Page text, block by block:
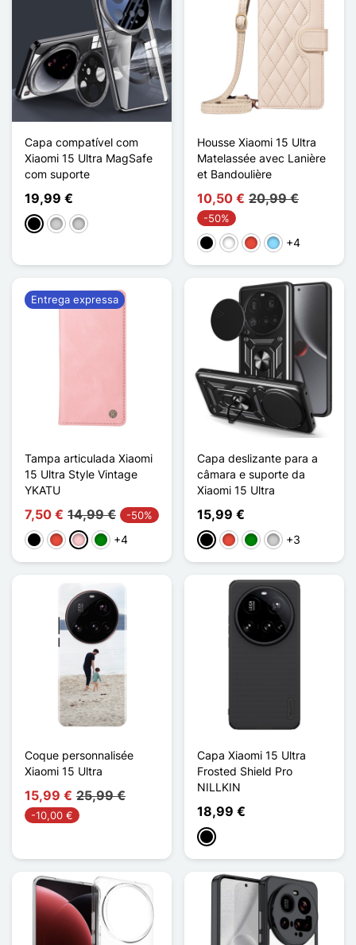
Capa compatível com
Xiaomi 15 Ultra MagSafe
com suporte
19,99 €
PretoPrataTransparente
Housse Xiaomi 15 Ultra
Matelassée avec Lanière
et Bandoulière
10,50 € 20,99 €
-50%
PretoBrancoVermelho
Azul Claro
+4
Tampa articulada Xiaomi
15 Ultra Style Vintage
YKATU
7,50 € 14,99 € -50%
PretoVermelho
RosaVerde
+4
Entrega expressa
Capa deslizante para a
câmara e suporte da
Xiaomi 15 Ultra
15,99 €
PretoVermelho
VerdePrata+3
Coque personnalisée
Xiaomi 15 Ultra
15,99 € 25,99 €
-10,00 €
Capa Xiaomi 15 Ultra
Frosted Shield Pro
NILLKIN
18,99 €
Preto